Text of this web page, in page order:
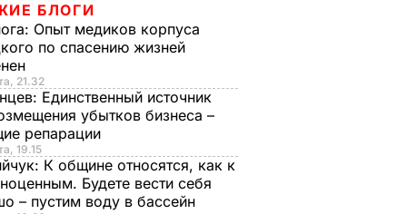
БЛОГИ
Опыт медиков корпуса
по спасению жизней
21.32
Единственный источник
убытков бизнеса –
репарации
19.15
К общине относятся, как к
Будете вести себя
– пустим воду в бассейн